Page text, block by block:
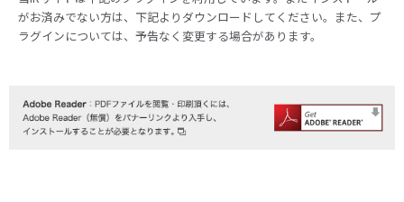
がお済みでない方は、下記よりダウンロードしてください。また、プ
ラグインについては、予告なく変更する場合があります。